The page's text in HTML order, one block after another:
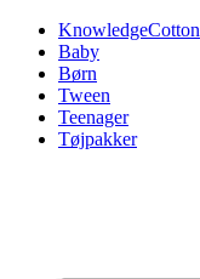
Videre
indhold
KnowledgeCotton
Baby
Børn
Tween
Teenager
Tøjpakker